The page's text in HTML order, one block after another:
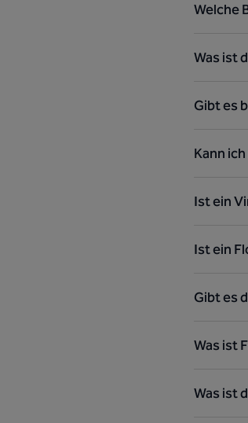
Welche
Was ist
Gibt es
Kann
Ist ein
Ist ein
Gibt es
Was ist
Was ist